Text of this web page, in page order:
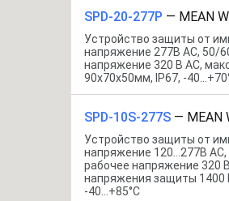
SPD-20-277P — MEAN
Устройство защиты от
напряжение 277В AC, 50/
напряжение 320 В AC,
90x70x50мм, IP67, -
SPD-10S-277S — MEAN
Устройство защиты от
напряжение 120…277В
рабочее напряжение 320
напряжения защиты 1400
-40…+85°С